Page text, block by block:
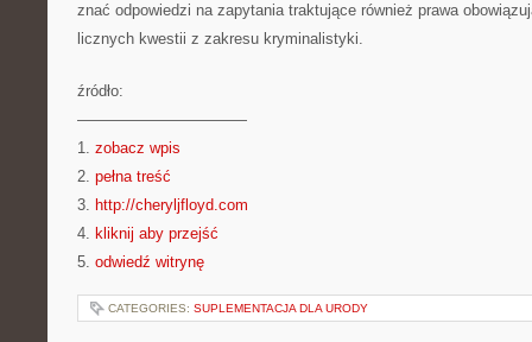
znać odpowiedzi na zapytania traktujące również prawa
licznych kwestii z zakresu kryminalistyki.
źródło:
———————————
1. zobacz wpis
2. pełna treść
3. http://cheryljfloyd.com
4. kliknij aby przejść
5. odwiedź witrynę
CATEGORIES: SUPLEMENTACJA DLA URODY